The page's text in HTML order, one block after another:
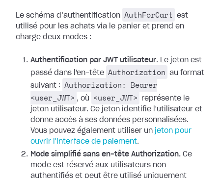
Le schéma d’authentification AuthForCart
est
utilisé pour les achats via le panier et prend en
charge deux modes :
Authentification par JWT utilisateur. Le jeton est
passé dans l'en-tête Authorization
au format
suivant :
Authorization: Bearer
<user_JWT> , où <user_JWT>
représente le
jeton utilisateur. Ce jeton identifie l'utilisateur et
donne accès à ses données personnalisées.
Vous pouvez également utiliser un jeton pour
ouvrir l'interface de paiement.
Mode simplifié sans en-tête Authorization. Ce
mode est réservé aux utilisateurs non
authentifiés et peut être utilisé uniquement